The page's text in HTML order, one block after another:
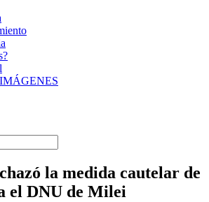
la medida cautelar de
el DNU de Milei